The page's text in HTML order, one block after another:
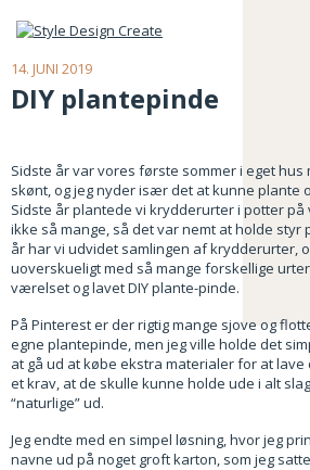
14. JUNI 2019
DIY plantepinde
Sidste år var vores første sommer i eget hus
skønt, og jeg nyder især det at kunne plante
Sidste år plantede vi krydderurter i potter på
ikke så mange, så det var nemt at holde styr
år har vi udvidet samlingen af krydderurter,
uoverskueligt med så mange forskellige
værelset og lavet DIY plante-pinde.
På Pinterest er der rigtig mange sjove og
egne plantepinde, men jeg ville holde det
at gå ud at købe ekstra materialer for at
et krav, at de skulle kunne holde ude i alt
“naturlige” ud.
Jeg endte med en simpel løsning, hvor jeg
navne ud på noget groft karton, som jeg